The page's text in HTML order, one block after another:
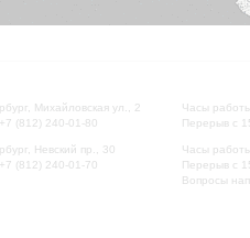
Михайловская ул., 2
(812) 240-01-80
Невский пр., 30
(812) 240-01-70
Часы
Перерыв с
Часы
Перерыв с
Вопросы